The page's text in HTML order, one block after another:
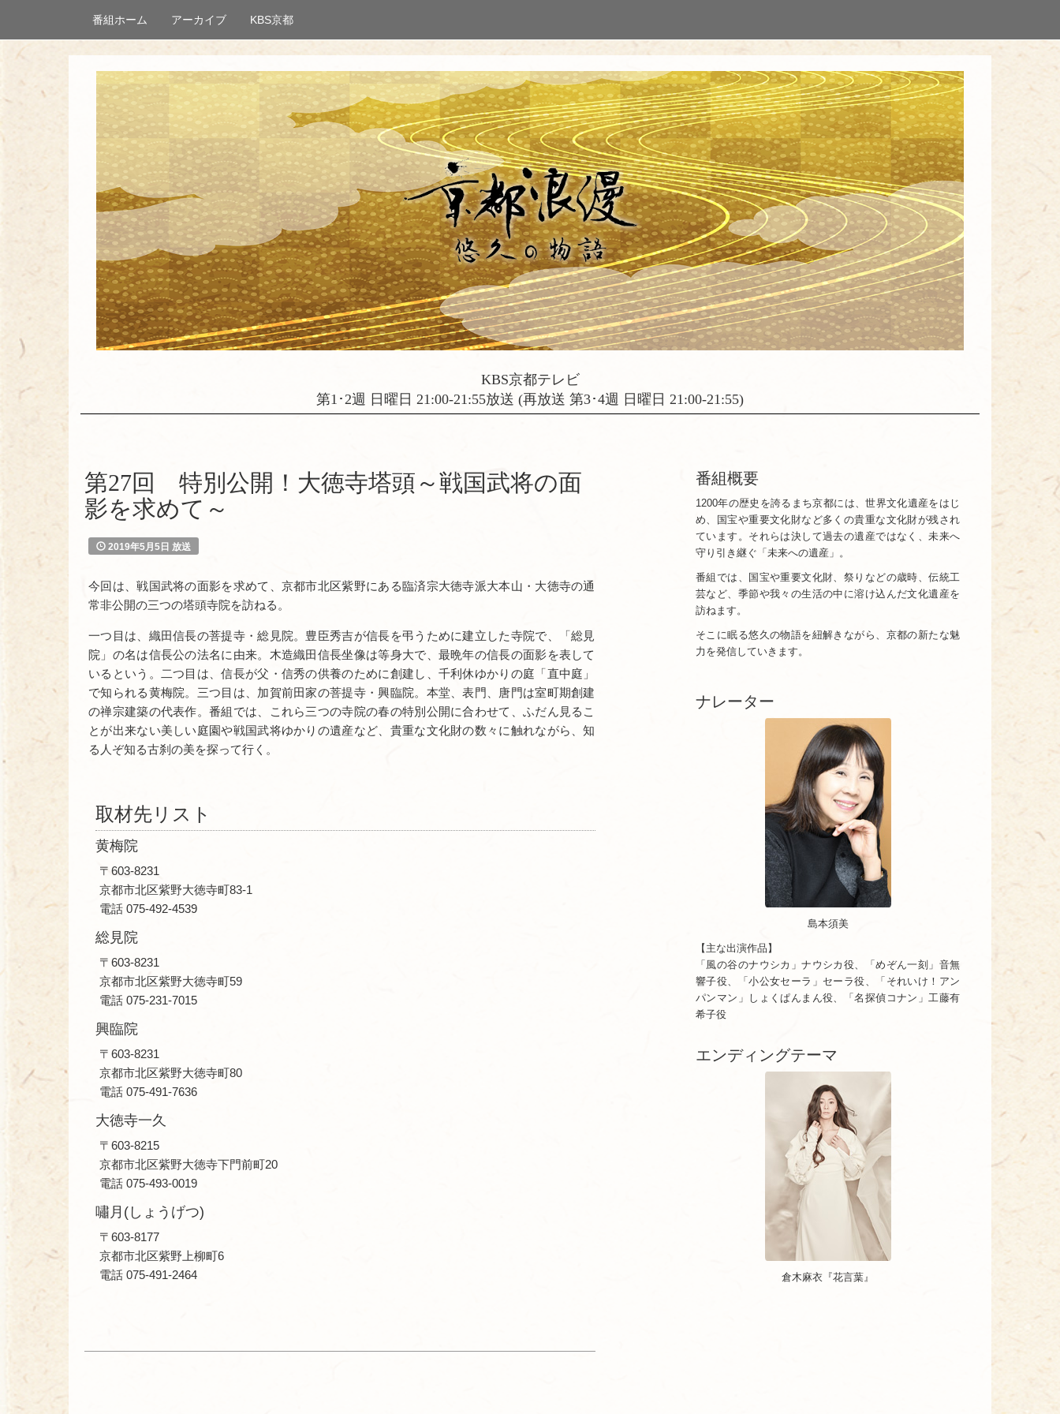
番組ホーム アーカイブ KBS京都
KBS京都テレビ
第1･2週 日曜日 21:00-21:55放送 (再放送 第3･4週 日曜日 21:00-21:55)
第27回 特別公開！大徳寺塔頭～戦国武将の面
影を求めて～
2019年5月5日 放送
今回は、戦国武将の面影を求めて、京都市北区紫野にある臨済宗大徳寺派大本山・大徳寺の通
常非公開の三つの塔頭寺院を訪ねる。
一つ目は、織田信長の菩提寺・総見院。豊臣秀吉が信長を弔うために建立した寺院で、「総見
院」の名は信長公の法名に由来。木造織田信長坐像は等身大で、最晩年の信長の面影を表して
いるという。二つ目は、信長が父・信秀の供養のために創建し、千利休ゆかりの庭「直中庭」
で知られる黄梅院。三つ目は、加賀前田家の菩提寺・興臨院。本堂、表門、唐門は室町期創建
の禅宗建築の代表作。番組では、これら三つの寺院の春の特別公開に合わせて、ふだん見るこ
とが出来ない美しい庭園や戦国武将ゆかりの遺産など、貴重な文化財の数々に触れながら、知
る人ぞ知る古刹の美を探って行く。
取材先リスト
黄梅院
〒603-8231
京都市北区紫野大徳寺町83-1
電話 075-492-4539
総見院
〒603-8231
京都市北区紫野大徳寺町59
電話 075-231-7015
興臨院
〒603-8231
京都市北区紫野大徳寺町80
電話 075-491-7636
大徳寺一久
〒603-8215
京都市北区紫野大徳寺下門前町20
電話 075-493-0019
嘯月(しょうげつ)
〒603-8177
京都市北区紫野上柳町6
電話 075-491-2464
番組概要
1200年の歴史を誇るまち京都には、世界文化遺産をはじ
め、国宝や重要文化財など多くの貴重な文化財が残され
ています。それらは決して過去の遺産ではなく、未来へ
守り引き継ぐ「未来への遺産」。
番組では、国宝や重要文化財、祭りなどの歳時、伝統工
芸など、季節や我々の生活の中に溶け込んだ文化遺産を
訪ねます。
そこに眠る悠久の物語を紐解きながら、京都の新たな魅
力を発信していきます。
ナレーター
島本須美
【主な出演作品】
「風の谷のナウシカ」ナウシカ役、「めぞん一刻」音無
響子役、「小公女セーラ」セーラ役、「それいけ！アン
パンマン」しょくぱんまん役、「名探偵コナン」工藤有
希子役
エンディングテーマ
倉木麻衣『花言葉』